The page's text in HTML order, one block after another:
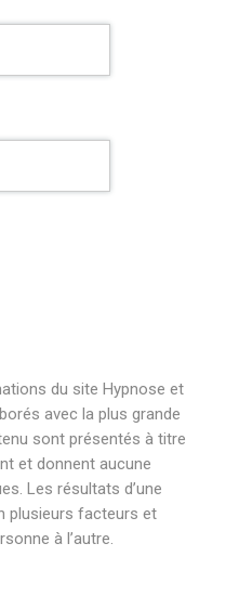
du site Hypnose et
avec la plus grande
sont présentés à titre
et donnent aucune
Les résultats d’une
plusieurs facteurs et
à l’autre.